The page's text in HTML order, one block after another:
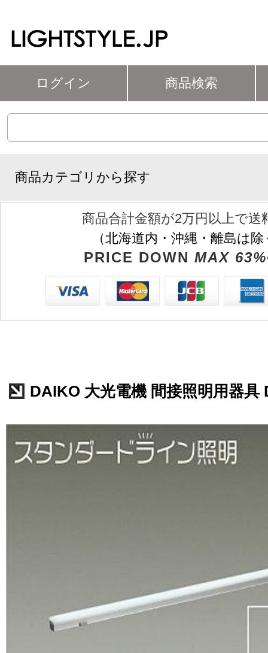
ログイン 商品検索
商品カテゴリから探す
商品合計金額が2万円以上で送
（北海道内・沖縄・離島は
PRICE DOWN MAX
DAIKO 大光電機 間接照明用器具